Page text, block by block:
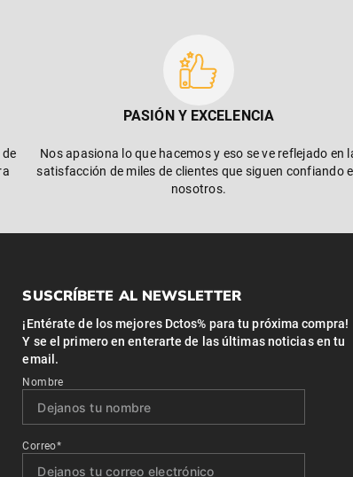
PASIÓN Y EXCELENCIA
Nos apasiona lo que hacemos y eso se ve reflejado en
satisfacción de miles de clientes que siguen confiando
nosotros.
SUSCRÍBETE AL NEWSLETTER
¡Entérate de los mejores Dctos% para tu próxima compra!
Y se el primero en enterarte de las últimas noticias en tu
email.
Nombre
Correo*